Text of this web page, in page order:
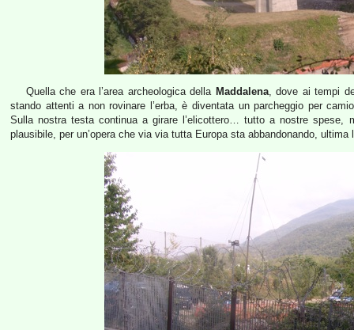
Quella che era l’area archeologica della Maddalena, dove ai tempi
stando attenti a non rovinare l’erba, è diventata un parcheggio per
Sulla nostra testa continua a girare l’elicottero… tutto a nostre spese,
plausibile, per un’opera che via via tutta Europa sta abbandonando,